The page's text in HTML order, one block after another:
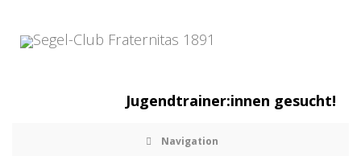
Jugendtrainer:innen gesucht!
Navigation